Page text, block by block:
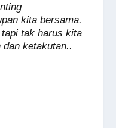
kita bersama.
tak harus kita
ketakutan..